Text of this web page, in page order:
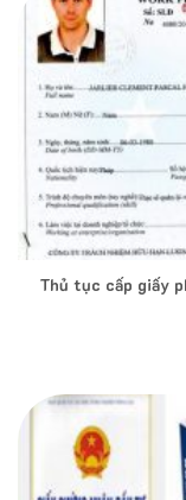
Thủ tục cấp giấy